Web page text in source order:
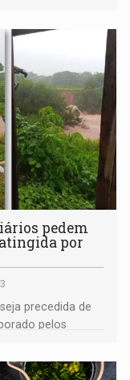
pedem
por
precedida de
pelos